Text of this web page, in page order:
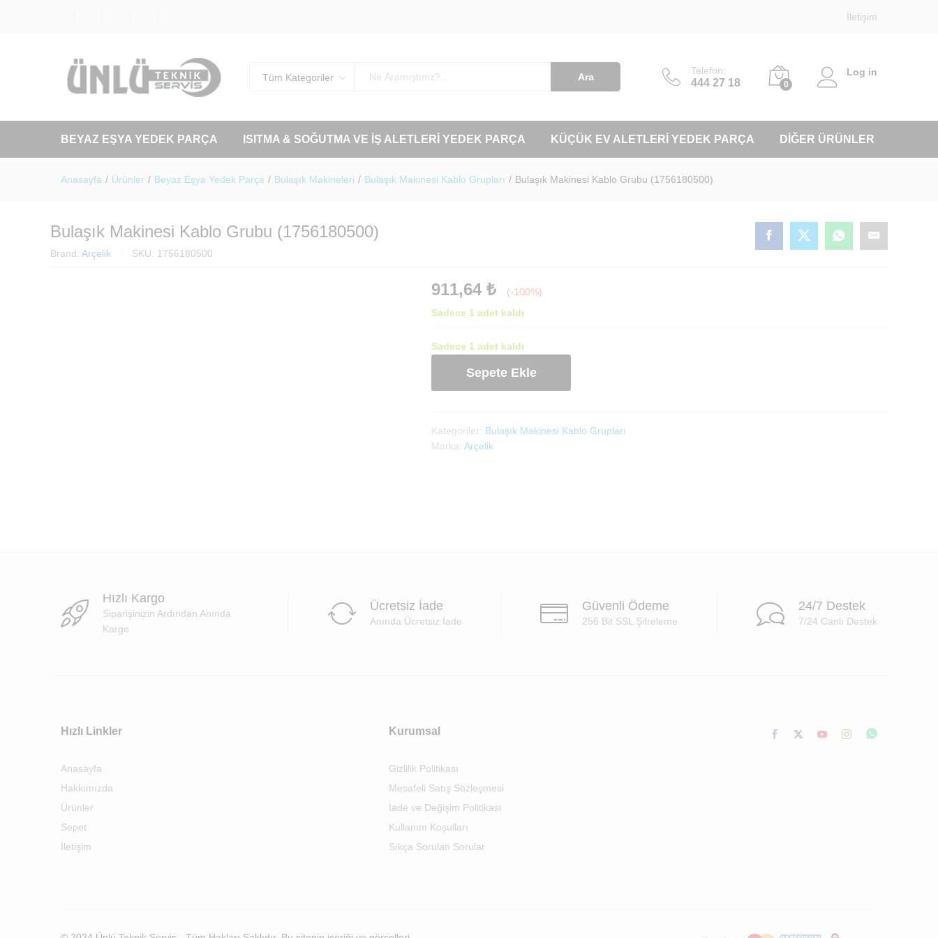
İletişim
Tüm Kategoriler Ara
Telefon:
444 27 18 0
Log in
BEYAZ EŞYA YEDEK PARÇA ISITMA & SOĞUTMA VE İŞ ALETLERI YEDEK PARÇA KÜÇÜK EV ALETLERI YEDEK PARÇA DIĞER ÜRÜNLER
Anasayfa / Ürünler / Beyaz Eşya Yedek Parça / Bulaşık Makineleri / Bulaşık Makinesi Kablo Grupları / Bulaşık Makinesi Kablo Grubu (1756180500)
Bulaşık Makinesi Kablo Grubu (1756180500)
Brand: Arçelik SKU: 1756180500
911,64 ₺
(-100%)
Sadece 1 adet kaldı
Sadece 1 adet kaldı
Makinesi
Kablo
adet
Sepete Ekle
Kategoriler: Bulaşık Makinesi Kablo Grupları
Marka: Arçelik
Hızlı Kargo
Siparişinizin Ardından Anında
Kargo
Ücretsiz İade
Anında Ücretsiz İade
Güvenli Ödeme
256 Bit SSL Şifreleme
24/7 Destek
7/24 Canlı Destek
Hızlı Linkler
Anasayfa
Hakkımızda
Ürünler
Sepet
İletişim
Kurumsal
Gizlilik Politikası
Mesafeli Satış Sözleşmesi
İade ve Değişim Politikası
Kullanım Koşulları
Sıkça Sorulan Sorular